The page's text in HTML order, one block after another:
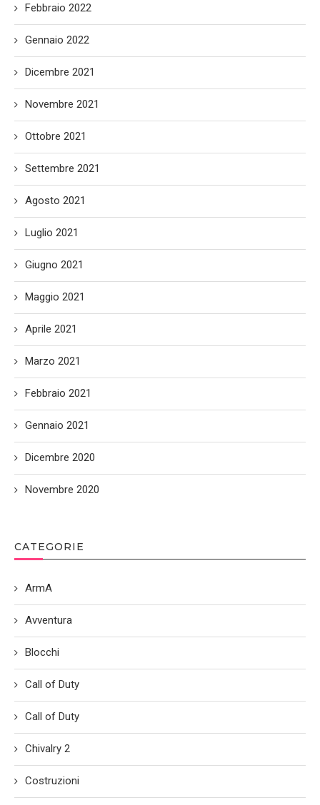
Febbraio 2022
Gennaio 2022
Dicembre 2021
Novembre 2021
Ottobre 2021
Settembre 2021
Agosto 2021
Luglio 2021
Giugno 2021
Maggio 2021
Aprile 2021
Marzo 2021
Febbraio 2021
Gennaio 2021
Dicembre 2020
Novembre 2020
CATEGORIE
ArmA
Avventura
Blocchi
Call of Duty
Call of Duty
Chivalry 2
Costruzioni